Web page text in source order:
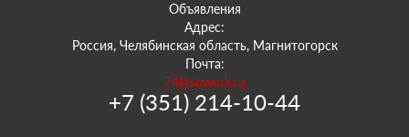
Объявления
Адрес:
Россия, Челябинская область, Магнитогорск
Почта:
74@sowork.ru
+7 (351) 214-10-44